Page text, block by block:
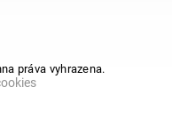
práva vyhrazena.